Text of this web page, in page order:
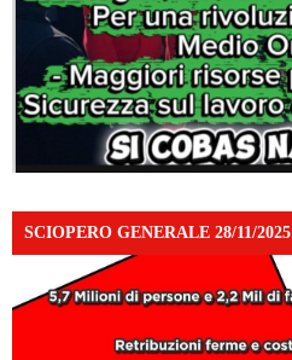
SCIOPERO GENERALE 28/11/2025